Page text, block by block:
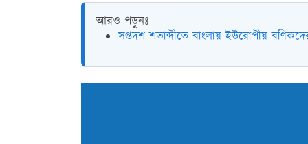
আরও পড়ুনঃ
সপ্তদশ শতাব্দীতে বাংলায় ইউরোপীয়